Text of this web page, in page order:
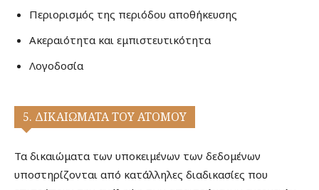
Περιορισμός της περιόδου αποθήκευσης
Ακεραιότητα και εμπιστευτικότητα
Λογοδοσία
5. ΔΙΚΑΙΩΜΑΤΑ ΤΟΥ ΑΤΟΜΟΥ
Τα δικαιώματα των υποκειμένων των δεδομένων
υποστηρίζονται από κατάλληλες διαδικασίες που